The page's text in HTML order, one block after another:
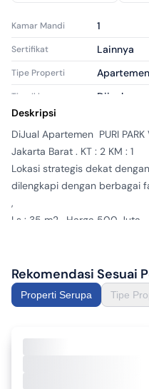
Kamar Mandi 1
Sertifikat Lainnya
Tipe Properti Apartemen
Tipe Iklan Dijual
ID Iklan
Deskripsi
DiJual Apartemen  PURI
Jakarta Barat . KT : 2 KM : 1
Lokasi strategis dekat
dilengkapi dengan berbagai
,
Ls : 35 m2 . Harga 500 Juta
Rekomendasi Sesuai
Properti Serupa Tipe